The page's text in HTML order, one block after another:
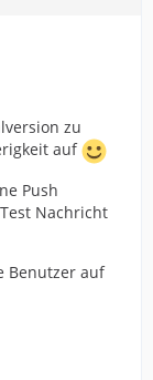
zu
auf
Push
Nachricht
Benutzer auf